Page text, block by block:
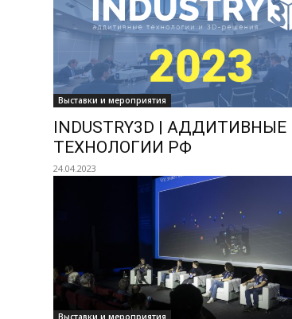
Выставки и мероприятия
INDUSTRY3D | АДДИТИВНЫЕ
ТЕХНОЛОГИИ РФ
24.04.2023
Выставки и мероприятия